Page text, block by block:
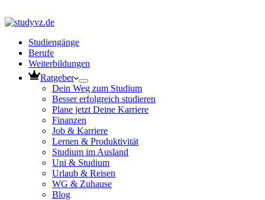
Studiengänge
Berufe
Weiterbildungen
Ratgeber
Dein Weg zum Studium
Besser erfolgreich studieren
Plane jetzt Deine Karriere
Finanzen
Job & Karriere
Lernen & Produktivität
Studium im Ausland
Uni & Studium
Urlaub & Reisen
WG & Zuhause
Blog